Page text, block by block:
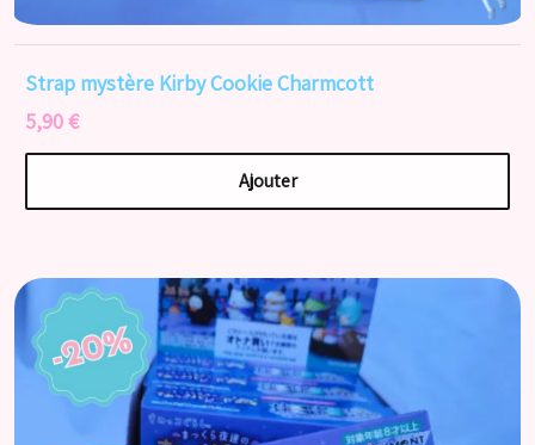
Strap mystère Kirby Cookie Charmcott
5,90 €
Ajouter